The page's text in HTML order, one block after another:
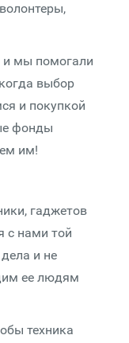
и мы помогали
выбор
и покупкой
фонды
им!
гаджетов
с нами той
и не
ее людям
техника